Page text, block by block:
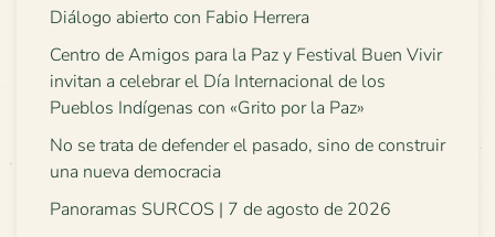
Diálogo abierto con Fabio Herrera
Centro de Amigos para la Paz y Festival Buen Vivir
invitan a celebrar el Día Internacional de los
Pueblos Indígenas con «Grito por la Paz»
No se trata de defender el pasado, sino de construir
una nueva democracia
Panoramas SURCOS | 7 de agosto de 2026